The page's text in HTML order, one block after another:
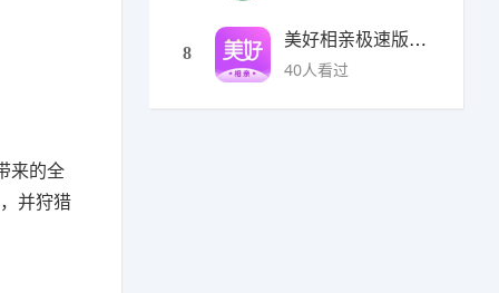
来的全
并狩猎
8
美好相亲极速版下载
40人看过